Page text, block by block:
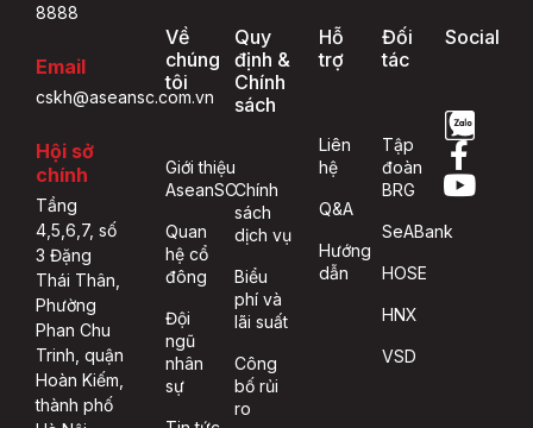
8888
Email
cskh@aseansc.com.vn
Hội sở
chính
Tầng
4,5,6,7, số
3 Đặng
Thái Thân,
Phường
Phan Chu
Trinh, quận
Hoàn Kiếm,
thành phố
Về
chúng
tôi
Giới thiệu
AseanSC
Quan
hệ cổ
đông
Đội
ngũ
nhân
sự
Quy
định &
Chính
sách
Chính
sách
dịch vụ
Biểu
phí và
lãi suất
Công
bố rủi
ro
Hỗ
trợ
Liên
hệ
Q&A
Hướng
dẫn
Đối
tác
Tập
đoàn
BRG
SeABank
HOSE
HNX
VSD
Social